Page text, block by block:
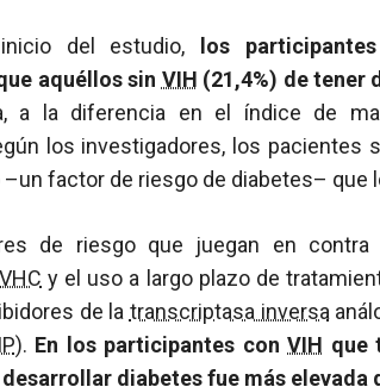
del estudio, los
aquéllos sin VIH (21,4%) de tener
a la diferencia en el índice de
los investigadores, los pacientes
factor de riesgo de diabetes– que
de riesgo que juegan en
VHC y el uso a largo plazo de
de la transcriptasa inversa
). En los participantes conVIH que
diabetes fue más elevada